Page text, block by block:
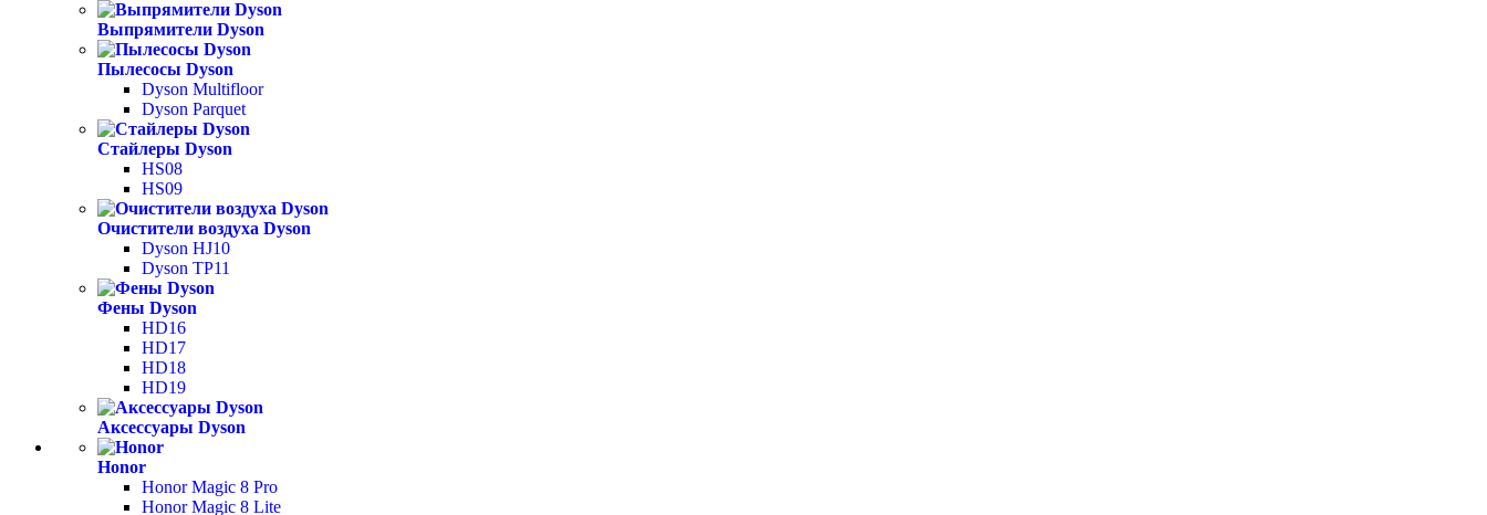
Выпрямители Dyson
Пылесосы Dyson
Dyson Multifloor
Dyson Parquet
Стайлеры Dyson
HS08
HS09
Очистители воздуха Dyson
Dyson HJ10
Dyson TP11
Фены Dyson
HD16
HD17
HD18
HD19
Аксессуары Dyson
Honor
Honor Magic 8 Pro
Honor Magic 8 Lite